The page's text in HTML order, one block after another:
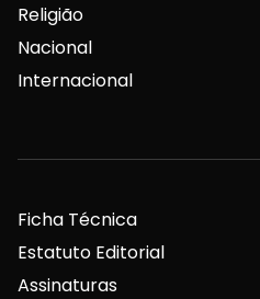
Religião
Nacional
Internacional
Ficha Técnica
Estatuto Editorial
Assinaturas